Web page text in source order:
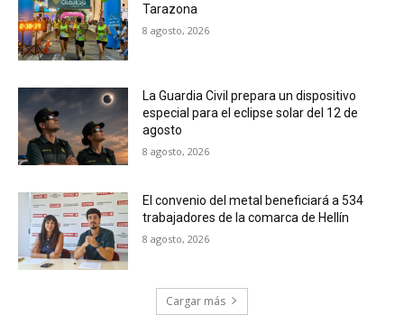
Tarazona
8 agosto, 2026
La Guardia Civil prepara un dispositivo
especial para el eclipse solar del 12 de
agosto
8 agosto, 2026
El convenio del metal beneficiará a 534
trabajadores de la comarca de Hellín
8 agosto, 2026
Cargar más